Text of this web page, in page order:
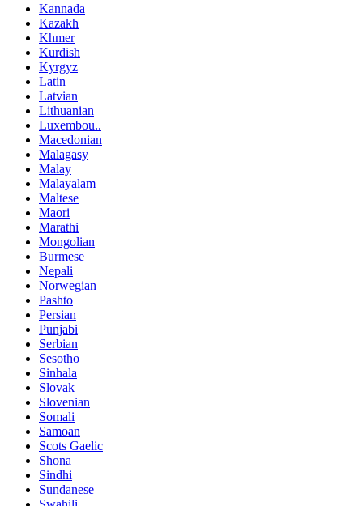
Kannada
Kazakh
Khmer
Kurdish
Kyrgyz
Latin
Latvian
Lithuanian
Luxembou..
Macedonian
Malagasy
Malay
Malayalam
Maltese
Maori
Marathi
Mongolian
Burmese
Nepali
Norwegian
Pashto
Persian
Punjabi
Serbian
Sesotho
Sinhala
Slovak
Slovenian
Somali
Samoan
Scots Gaelic
Shona
Sindhi
Sundanese